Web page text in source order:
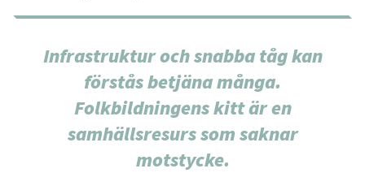
Infrastruktur och snabba tåg kan
förstås betjäna många.
Folkbildningens kitt är en
samhällsresurs som saknar
motstycke.